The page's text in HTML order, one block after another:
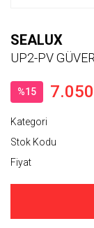
SEALUX
UP2-PV
%15
Kategori
Stok Kodu
Fiyat